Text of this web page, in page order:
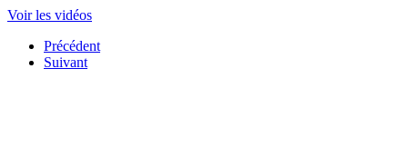
Voir les vidéos
Précédent
Suivant